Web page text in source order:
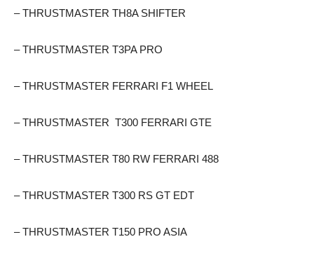
– THRUSTMASTER TH8A SHIFTER
– THRUSTMASTER T3PA PRO
– THRUSTMASTER FERRARI F1 WHEEL
– THRUSTMASTER T300 FERRARI GTE
– THRUSTMASTER T80 RW FERRARI 488
– THRUSTMASTER T300 RS GT EDT
– THRUSTMASTER T150 PRO ASIA